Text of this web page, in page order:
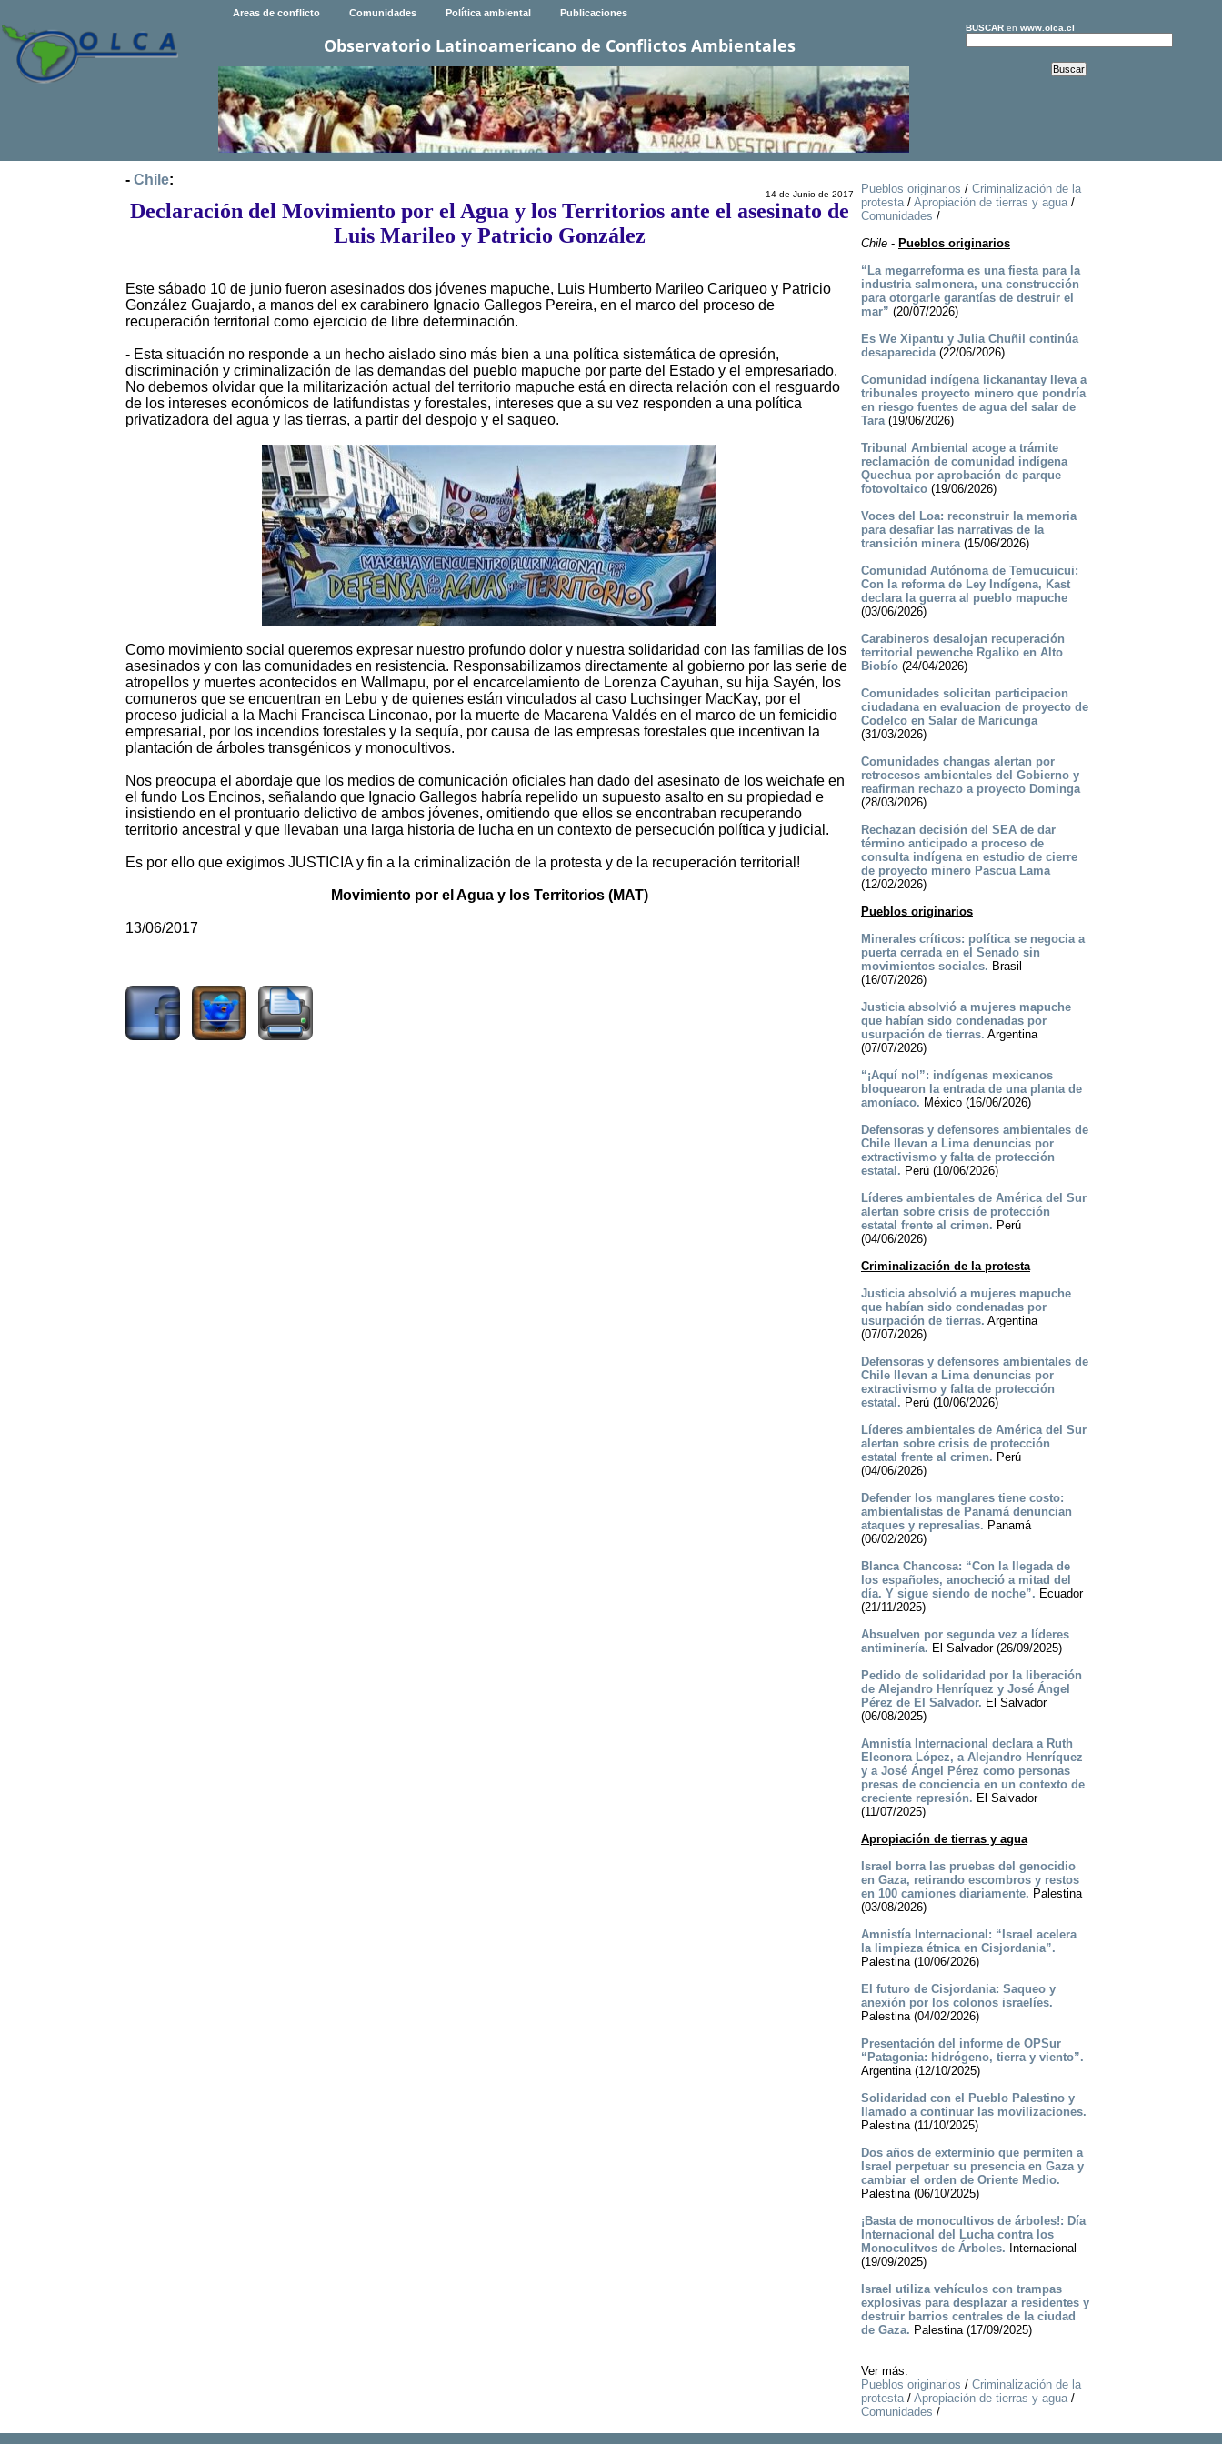
Areas de conflicto Comunidades Política ambiental Publicaciones
Observatorio Latinoamericano de Conflictos Ambientales
BUSCARen www.olca.cl
- Chile:
14 de Junio de 2017
Declaración del Movimiento por el Agua y los Territorios ante el asesinato de
Luis Marileo y Patricio González
Este sábado 10 de junio fueron asesinados dos jóvenes mapuche, Luis Humberto Marileo Cariqueo y Patricio
González Guajardo, a manos del ex carabinero Ignacio Gallegos Pereira, en el marco del proceso de
recuperación territorial como ejercicio de libre determinación.
- Esta situación no responde a un hecho aislado sino más bien a una política sistemática de opresión,
discriminación y criminalización de las demandas del pueblo mapuche por parte del Estado y el empresariado.
No debemos olvidar que la militarización actual del territorio mapuche está en directa relación con el resguardo
de los intereses económicos de latifundistas y forestales, intereses que a su vez responden a una política
privatizadora del agua y las tierras, a partir del despojo y el saqueo.
Como movimiento social queremos expresar nuestro profundo dolor y nuestra solidaridad con las familias de los
asesinados y con las comunidades en resistencia. Responsabilizamos directamente al gobierno por las serie de
atropellos y muertes acontecidos en Wallmapu, por el encarcelamiento de Lorenza Cayuhan, su hija Sayén, los
comuneros que se encuentran en Lebu y de quienes están vinculados al caso Luchsinger MacKay, por el
proceso judicial a la Machi Francisca Linconao, por la muerte de Macarena Valdés en el marco de un femicidio
empresarial, por los incendios forestales y la sequía, por causa de las empresas forestales que incentivan la
plantación de árboles transgénicos y monocultivos.
Nos preocupa el abordaje que los medios de comunicación oficiales han dado del asesinato de los weichafe en
el fundo Los Encinos, señalando que Ignacio Gallegos habría repelido un supuesto asalto en su propiedad e
insistiendo en el prontuario delictivo de ambos jóvenes, omitiendo que ellos se encontraban recuperando
territorio ancestral y que llevaban una larga historia de lucha en un contexto de persecución política y judicial.
Es por ello que exigimos JUSTICIA y fin a la criminalización de la protesta y de la recuperación territorial!
Movimiento por el Agua y los Territorios (MAT)
13/06/2017
Pueblos originarios / Criminalización de la
protesta/ Apropiación de tierras y agua/
Comunidades /
Chile- Pueblos originarios
“La megarreforma es una fiesta para la
industria salmonera, una construcción
para otorgarle garantías de destruir el
mar” (20/07/2026)
Es We Xipantu y Julia Chuñil continúa
desaparecida(22/06/2026)
Comunidad indígena lickanantay lleva a
tribunales proyecto minero que pondría
en riesgo fuentes de agua del salar de
Tara(19/06/2026)
Tribunal Ambiental acoge a trámite
reclamación de comunidad indígena
Quechua por aprobación de parque
fotovoltaico(19/06/2026)
Voces del Loa: reconstruir la memoria
para desafiar las narrativas de la
transición minera(15/06/2026)
Comunidad Autónoma de Temucuicui:
Con la reforma de Ley Indígena, Kast
declara la guerra al pueblo mapuche
(03/06/2026)
Carabineros desalojan recuperación
territorial pewenche Rgaliko en Alto
Biobío(24/04/2026)
Comunidades solicitan participacion
ciudadana en evaluacion de proyecto de
Codelco en Salar de Maricunga
(31/03/2026)
Comunidades changas alertan por
retrocesos ambientales del Gobierno y
reafirman rechazo a proyecto Dominga
(28/03/2026)
Rechazan decisión del SEA de dar
término anticipado a proceso de
consulta indígena en estudio de cierre
de proyecto minero Pascua Lama
(12/02/2026)
Pueblos originarios
Minerales críticos: política se negocia a
puerta cerrada en el Senado sin
movimientos sociales. Brasil
(16/07/2026)
Justicia absolvió a mujeres mapuche
que habían sido condenadas por
usurpación de tierras. Argentina
(07/07/2026)
“¡Aquí no!”: indígenas mexicanos
bloquearon la entrada de una planta de
amoníaco. México (16/06/2026)
Defensoras y defensores ambientales de
Chile llevan a Lima denuncias por
extractivismo y falta de protección
estatal. Perú (10/06/2026)
Líderes ambientales de América del Sur
alertan sobre crisis de protección
estatal frente al crimen. Perú
(04/06/2026)
Criminalización de la protesta
Justicia absolvió a mujeres mapuche
que habían sido condenadas por
usurpación de tierras. Argentina
(07/07/2026)
Defensoras y defensores ambientales de
Chile llevan a Lima denuncias por
extractivismo y falta de protección
estatal. Perú (10/06/2026)
Líderes ambientales de América del Sur
alertan sobre crisis de protección
estatal frente al crimen. Perú
(04/06/2026)
Defender los manglares tiene costo:
ambientalistas de Panamá denuncian
ataques y represalias. Panamá
(06/02/2026)
Blanca Chancosa: “Con la llegada de
los españoles, anocheció a mitad del
día. Y sigue siendo de noche”. Ecuador
(21/11/2025)
Absuelven por segunda vez a líderes
antiminería. El Salvador (26/09/2025)
Pedido de solidaridad por la liberación
de Alejandro Henríquez y José Ángel
Pérez de El Salvador. El Salvador
(06/08/2025)
Amnistía Internacional declara a Ruth
Eleonora López, a Alejandro Henríquez
y a José Ángel Pérez como personas
presas de conciencia en un contexto de
creciente represión. El Salvador
(11/07/2025)
Apropiación de tierras y agua
Israel borra las pruebas del genocidio
en Gaza, retirando escombros y restos
en 100 camiones diariamente. Palestina
(03/08/2026)
Amnistía Internacional: “Israel acelera
la limpieza étnica en Cisjordania”.
Palestina (10/06/2026)
El futuro de Cisjordania: Saqueo y
anexión por los colonos israelíes.
Palestina (04/02/2026)
Presentación del informe de OPSur
“Patagonia: hidrógeno, tierra y viento”.
Argentina (12/10/2025)
Solidaridad con el Pueblo Palestino y
llamado a continuar las movilizaciones.
Palestina (11/10/2025)
Dos años de exterminio que permiten a
Israel perpetuar su presencia en Gaza y
cambiar el orden de Oriente Medio.
Palestina (06/10/2025)
¡Basta de monocultivos de árboles!: Día
Internacional del Lucha contra los
Monoculitvos de Árboles. Internacional
(19/09/2025)
Israel utiliza vehículos con trampas
explosivas para desplazar a residentes y
destruir barrios centrales de la ciudad
de Gaza. Palestina (17/09/2025)
Ver más:
Pueblos originarios / Criminalización de la
protesta/ Apropiación de tierras y agua/
Comunidades /